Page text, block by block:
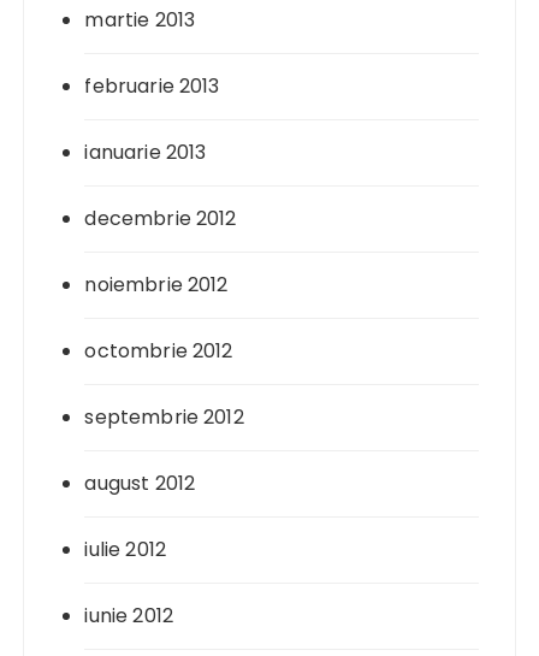
martie 2013
februarie 2013
ianuarie 2013
decembrie 2012
noiembrie 2012
octombrie 2012
septembrie 2012
august 2012
iulie 2012
iunie 2012